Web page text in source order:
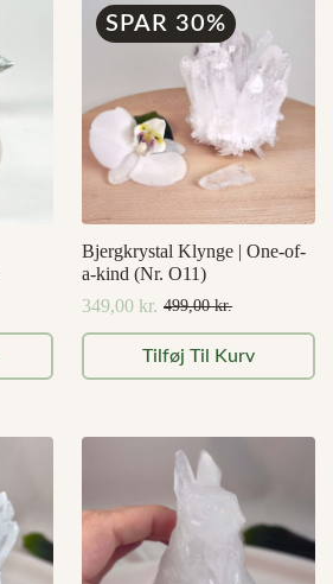
Mulighederne
på
varesiden
SPAR 30%
Bjergkrystal Klynge | One-of-
a-kind (Nr. O11)
499,00kr.
Den
oprindelige
var:
349,00 kr.
Den
aktuelle
er:
Tilføj Til Kurv